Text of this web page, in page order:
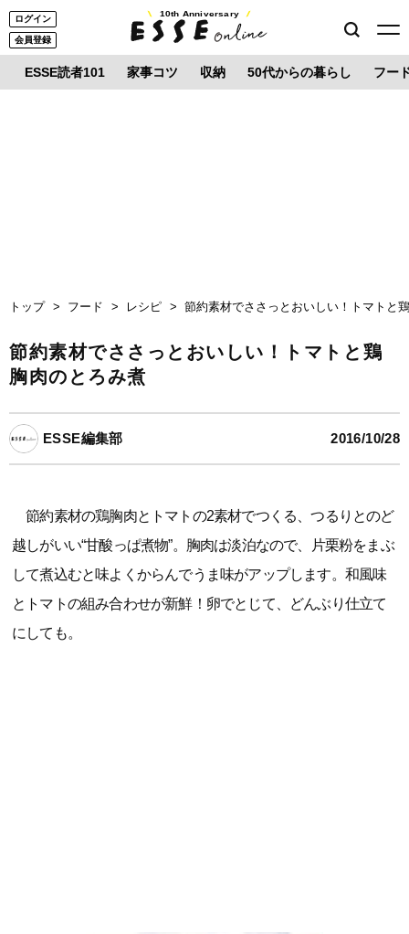
ログイン
会員登録
10th Anniversary
ESSE読者101 家事コツ 収納 50代からの暮らし フー
トップ フード レシピ 節約素材でささっとおいしい！トマトと
節約素材でささっとおいしい！トマトと鶏
胸肉のとろみ煮
ESSE編集部 2016/10/28
節約素材の鶏胸肉とトマトの2素材でつくる、つるりとのど
越しがいい“甘酸っぱ煮物”。胸肉は淡泊なので、片栗粉をまぶ
して煮込むと味よくからんでうま味がアップします。和風味
とトマトの組み合わせが新鮮！卵でとじて、どんぶり仕立て
にしても。